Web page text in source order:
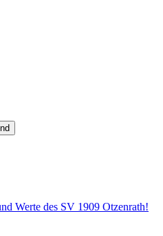
Werte des SV 1909 Otzenrath!